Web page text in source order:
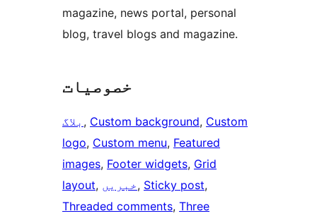
magazine, news portal, personal
blog, travel blogs and magazine.
خصوصیات
بلاگ , Custom background, Custom
logo, Custom menu, Featured
images, Footer widgets, Grid
layout, خبریں, Sticky post
Threaded comments, Three